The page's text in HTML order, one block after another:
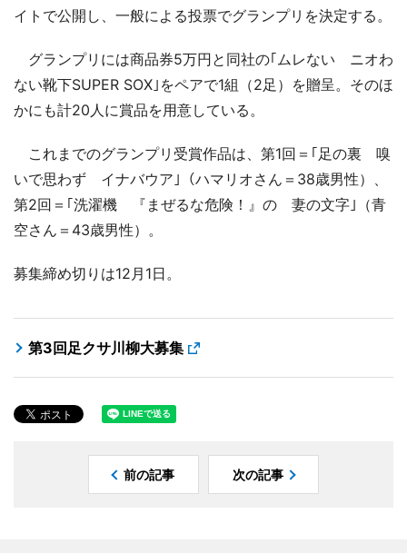
イトで公開し、一般による投票でグランプリを決定する。
グランプリには商品券5万円と同社の｢ムレない ニオわ
ない靴下SUPER SOX｣をペアで1組（2足）を贈呈。そのほ
かにも計20人に賞品を用意している。
これまでのグランプリ受賞作品は、第1回＝｢足の裏 嗅
いで思わず イナバウア｣（ハマリオさん＝38歳男性）、
第2回＝｢洗濯機 『まぜるな危険！』の 妻の文字｣（青
空さん＝43歳男性）。
募集締め切りは12月1日。
第3回足クサ川柳大募集
前の記事 次の記事